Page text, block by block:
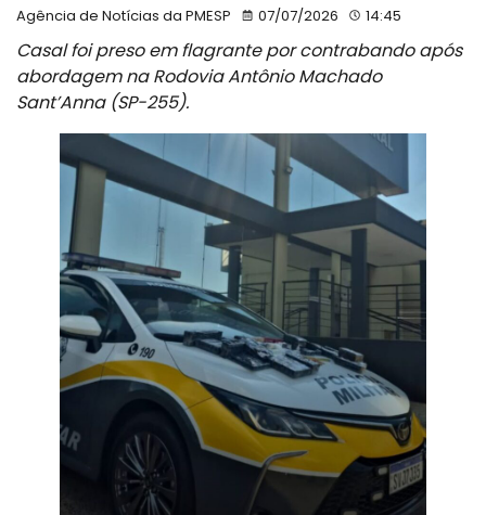
Agência de Notícias da PMESP 07/07/2026 14:45
Casal foi preso em flagrante por contrabando após
abordagem na Rodovia Antônio Machado
Sant’Anna (SP-255).